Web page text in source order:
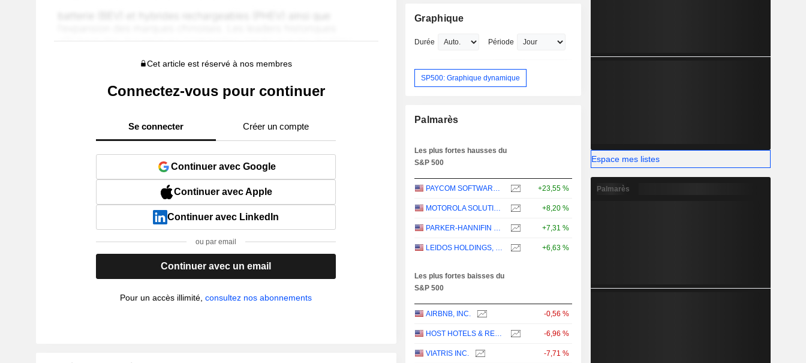
Cet article est réservé à nos membres
Connectez-vous pour continuer
Se connecter Créer un compte
Continuer avec Google
Continuer avec Apple
Continuer avec LinkedIn
ou par email
Continuer avec un email
Pour un accès illimité,consultez nos abonnements
Graphique
Durée Période
SP500: Graphique dynamique
Palmarès
Les plus fortes hausses du
S&P 500
PAYCOM SOFTWARE, INC. +23,55 %
MOTOROLA SOLUTIONS, INC. +8,20 %
PARKER-HANNIFIN CORPORATION +7,31 %
LEIDOS HOLDINGS, INC. +6,63 %
Les plus fortes baisses du
S&P 500
AIRBNB, INC. -0,56 %
HOST HOTELS & RESORTS, INC. -6,96 %
VIATRIS INC. -7,71 %
Espace mes listes
Palmarès